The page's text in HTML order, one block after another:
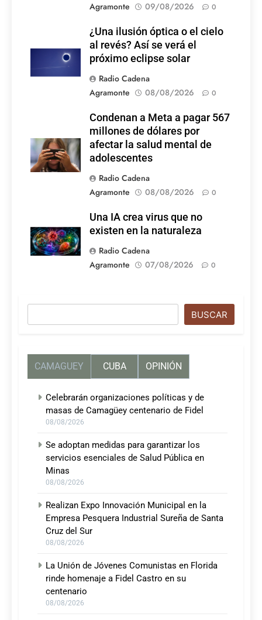
Agramonte
09/08/2026 0
¿Una ilusión óptica o el cielo
al revés? Así se verá el
próximo eclipse solar
Radio Cadena
Agramonte
08/08/2026 0
Condenan a Meta a pagar 567
millones de dólares por
afectar la salud mental de
adolescentes
Radio Cadena
Agramonte
08/08/2026 0
Una IA crea virus que no
existen en la naturaleza
Radio Cadena
Agramonte
07/08/2026 0
BUSCAR
CAMAGUEY CUBA OPINIÓN
Celebrarán organizaciones políticas y de
masas de Camagüey centenario de Fidel
08/08/2026
Se adoptan medidas para garantizar los
servicios esenciales de Salud Pública en
Minas
08/08/2026
Realizan Expo Innovación Municipal en la
Empresa Pesquera Industrial Sureña de Santa
Cruz del Sur
08/08/2026
La Unión de Jóvenes Comunistas en Florida
rinde homenaje a Fidel Castro en su
centenario
08/08/2026